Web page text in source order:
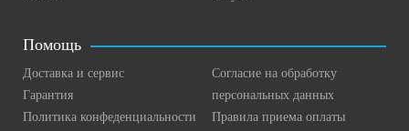
Помощь
Доставка и сервис
Гарантия
Политика конфеденциальности
Согласие на обработку
персональных данных
Правила приема оплаты